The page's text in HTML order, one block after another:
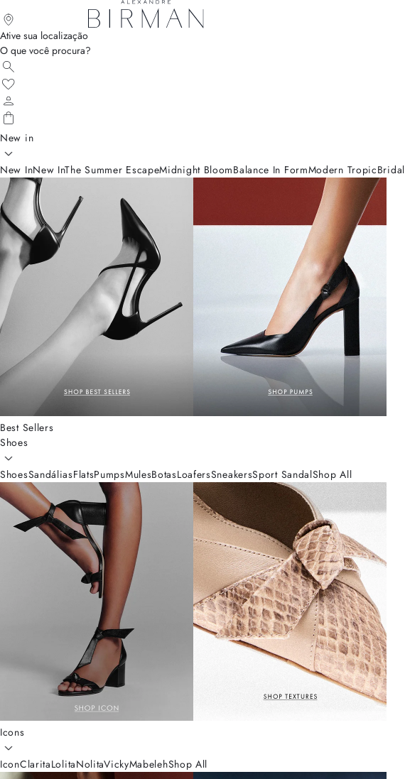
Ative sua localização
O que você procura?
New in
New InNew InThe Summer EscapeMidnight BloomBalance In FormModern TropicBridal
Best Sellers
Shoes
ShoesSandáliasFlatsPumpsMulesBotasLoafersSneakersSport SandalShop All
Icons
IconClaritaLolitaNolitaVickyMabelehShop All